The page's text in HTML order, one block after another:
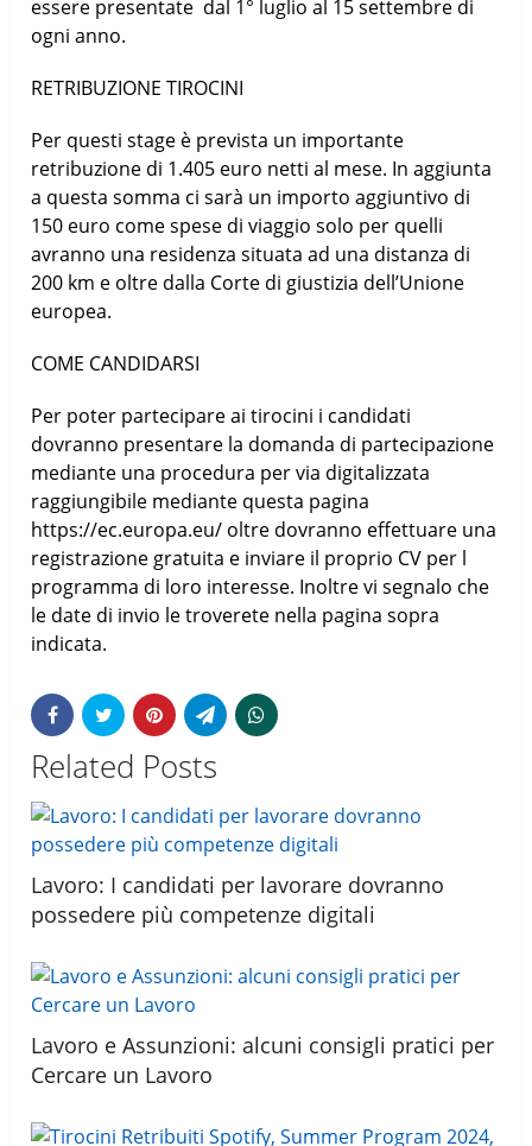
essere presentate dal 1° luglio al 15 settembre di
ogni anno.
RETRIBUZIONE TIROCINI
Per questi stage è prevista un importante
retribuzione di 1.405 euro netti al mese. In aggiunta
a questa somma ci sarà un importo aggiuntivo di
150 euro come spese di viaggio solo per quelli
avranno una residenza situata ad una distanza di
200 km e oltre dalla Corte di giustizia dell’Unione
europea.
COME CANDIDARSI
Per poter partecipare ai tirocini i candidati
dovranno presentare la domanda di partecipazione
mediante una procedura per via digitalizzata
raggiungibile mediante questa pagina
https://ec.europa.eu/ oltre dovranno effettuare una
registrazione gratuita e inviare il proprio CV per l
programma di loro interesse. Inoltre vi segnalo che
le date di invio le troverete nella pagina sopra
indicata.
Related Posts
Lavoro: I candidati per lavorare dovranno
possedere più competenze digitali
Lavoro e Assunzioni: alcuni consigli pratici per
Cercare un Lavoro